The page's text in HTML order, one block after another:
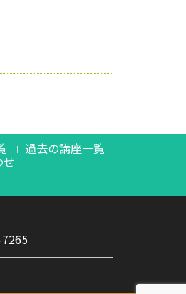
過去の講座一覧
せ